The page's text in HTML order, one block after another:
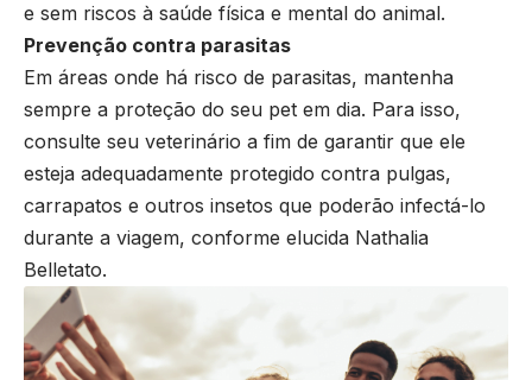
e sem riscos à saúde física e mental do animal.
Prevenção contra parasitas
Em áreas onde há risco de parasitas, mantenha
sempre a proteção do seu pet em dia. Para isso,
consulte seu veterinário a fim de garantir que ele
esteja adequadamente protegido contra pulgas,
carrapatos e outros insetos que poderão infectá-lo
durante a viagem, conforme elucida Nathalia
Belletato.